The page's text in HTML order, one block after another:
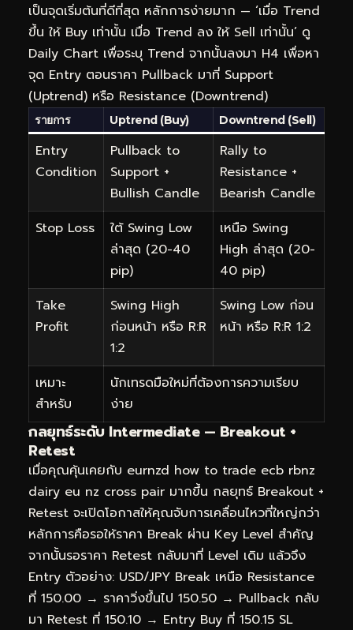
เป็นจุดเริ่มต้นที่ดีที่สุด หลักการง่ายมาก — ‘เมื่อ Trend
ขึ้น ให้ Buy เท่านั้น เมื่อ Trend ลง ให้ Sell เท่านั้น’ ดู
Daily Chart เพื่อระบุ Trend จากนั้นลงมา H4 เพื่อหา
จุด Entry ตอนราคา Pullback มาที่ Support
(Uptrend) หรือ Resistance (Downtrend)
รายการ Uptrend (Buy) Downtrend (Sell)
Entry
Condition
Pullback to
Support +
Bullish Candle
Rally to
Resistance +
Bearish Candle
Stop Loss
ใต้ Swing Low
ล่าสุด (20-40
pip)
เหนือ Swing
High ล่าสุด (20-
40 pip)
Take
Profit
Swing High
ก่อนหน้า หรือ R:R
1:2
Swing Low ก่อน
หน้า หรือ R:R 1:2
เหมาะ
สำหรับ
นักเทรดมือใหม่ที่ต้องการความเรียบ
ง่าย
กลยุทธ์ระดับ Intermediate — Breakout +
Retest
เมื่อคุณคุ้นเคยกับ eurnzd how to trade ecb rbnz
dairy eu nz cross pair มากขึ้น กลยุทธ์ Breakout +
Retest จะเปิดโอกาสให้คุณจับการเคลื่อนไหวที่ใหญ่กว่า
หลักการคือรอให้ราคา Break ผ่าน Key Level สำคัญ
จากนั้นรอราคา Retest กลับมาที่ Level เดิม แล้วจึง
Entry ตัวอย่าง: USD/JPY Break เหนือ Resistance
ที่ 150.00 → ราคาวิ่งขึ้นไป 150.50 → Pullback กลับ
มา Retest ที่ 150.10 → Entry Buy ที่ 150.15 SL